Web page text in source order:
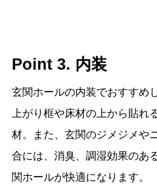
Point 3. 内装
玄関ホールの内装でおすすめ
上がり框や床材の上から貼れ
材。また、玄関のジメジメや
合には、消臭、調湿効果のあ
関ホールが快適になります。